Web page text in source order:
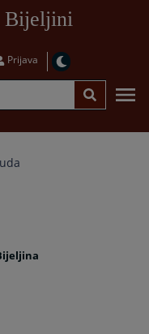
Bijeljini
Prijava